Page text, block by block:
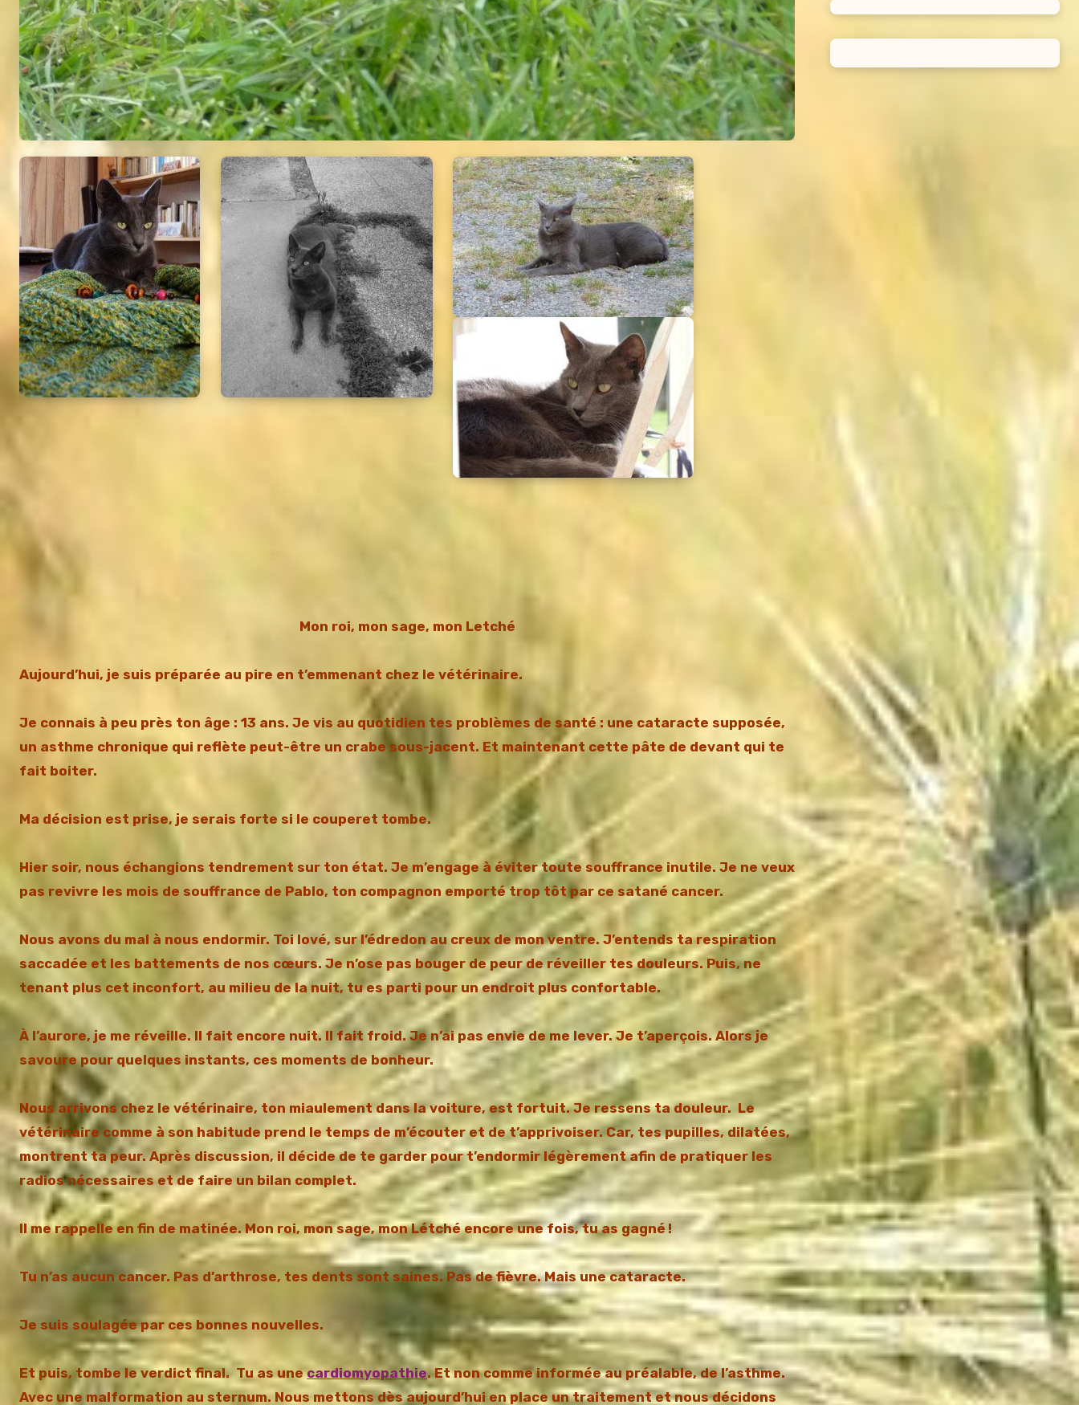
Mon roi, mon sage, mon Letché
Aujourd’hui, je suis préparée au pire en t’emmenant chez le vétérinaire.
Je connais à peu près ton âge : 13 ans. Je vis au quotidien tes problèmes de santé : une cataracte supposée,
un asthme chronique qui reflète peut-être un crabe sous-jacent. Et maintenant cette pâte de devant qui te
fait boiter.
Ma décision est prise, je serais forte si le couperet tombe.
Hier soir, nous échangions tendrement sur ton état. Je m’engage à éviter toute souffrance inutile. Je ne veux
pas revivre les mois de souffrance de Pablo, ton compagnon emporté trop tôt par ce satané cancer.
Nous avons du mal à nous endormir. Toi lové, sur l’édredon au creux de mon ventre. J’entends ta respiration
saccadée et les battements de nos cœurs. Je n’ose pas bouger de peur de réveiller tes douleurs. Puis, ne
tenant plus cet inconfort, au milieu de la nuit, tu es parti pour un endroit plus confortable.
À l’aurore, je me réveille. Il fait encore nuit. Il fait froid. Je n’ai pas envie de me lever. Je t’aperçois. Alors je
savoure pour quelques instants, ces moments de bonheur.
Nous arrivons chez le vétérinaire, ton miaulement dans la voiture, est fortuit. Je ressens ta douleur. Le
vétérinaire comme à son habitude prend le temps de m’écouter et de t’apprivoiser. Car, tes pupilles, dilatées,
montrent ta peur. Après discussion, il décide de te garder pour t’endormir légèrement afin de pratiquer les
radios nécessaires et de faire un bilan complet.
Il me rappelle en fin de matinée. Mon roi, mon sage, mon Létché encore une fois, tu as gagné !
Tu n’as aucun cancer. Pas d’arthrose, tes dents sont saines. Pas de fièvre. Mais une cataracte.
Je suis soulagée par ces bonnes nouvelles.
Et puis, tombe le verdict final. Tu as unecardiomyopathie. Et non comme informée au préalable, de l’asthme.
Avec une malformation au sternum. Nous mettons dès aujourd’hui en place un traitement et nous décidons